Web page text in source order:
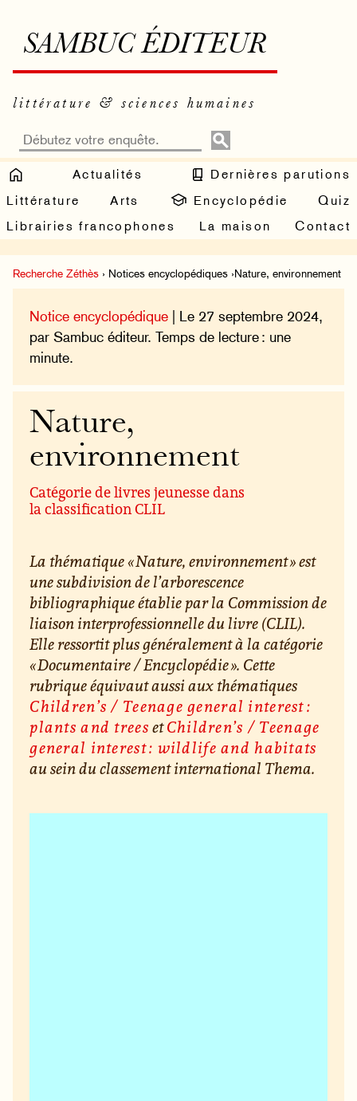
SAMBUC ÉDITEUR
littérature & sciences humaines
Actualités
Dernières parutions
Littérature
Arts Encyclopédie
Quiz
Librairies francophones
La maison Contact
Recherche Zéthès › Notices encyclopédiques ›Nature, environnement
Notice encyclopédique | Le 27 septembre 2024,
par Sambuc éditeur. Temps de lecture : une
minute.
Nature,
environnement
Catégorie de livres jeunesse dans
la classification CLIL
La thématique « Nature, environnement » est
une subdivision de l’arborescence
bibliographique établie par la Commission de
liaison interprofessionnelle du livre (CLIL).
Elle ressortit plus généralement à la catégorie
« Documentaire / Encyclopédie ». Cette
rubrique équivaut aussi aux thématiques
Children’s / Teenage general interest :
plants and treesetChildren’s / Teenage
general interest : wildlife and habitats
au sein du classement international Thema.